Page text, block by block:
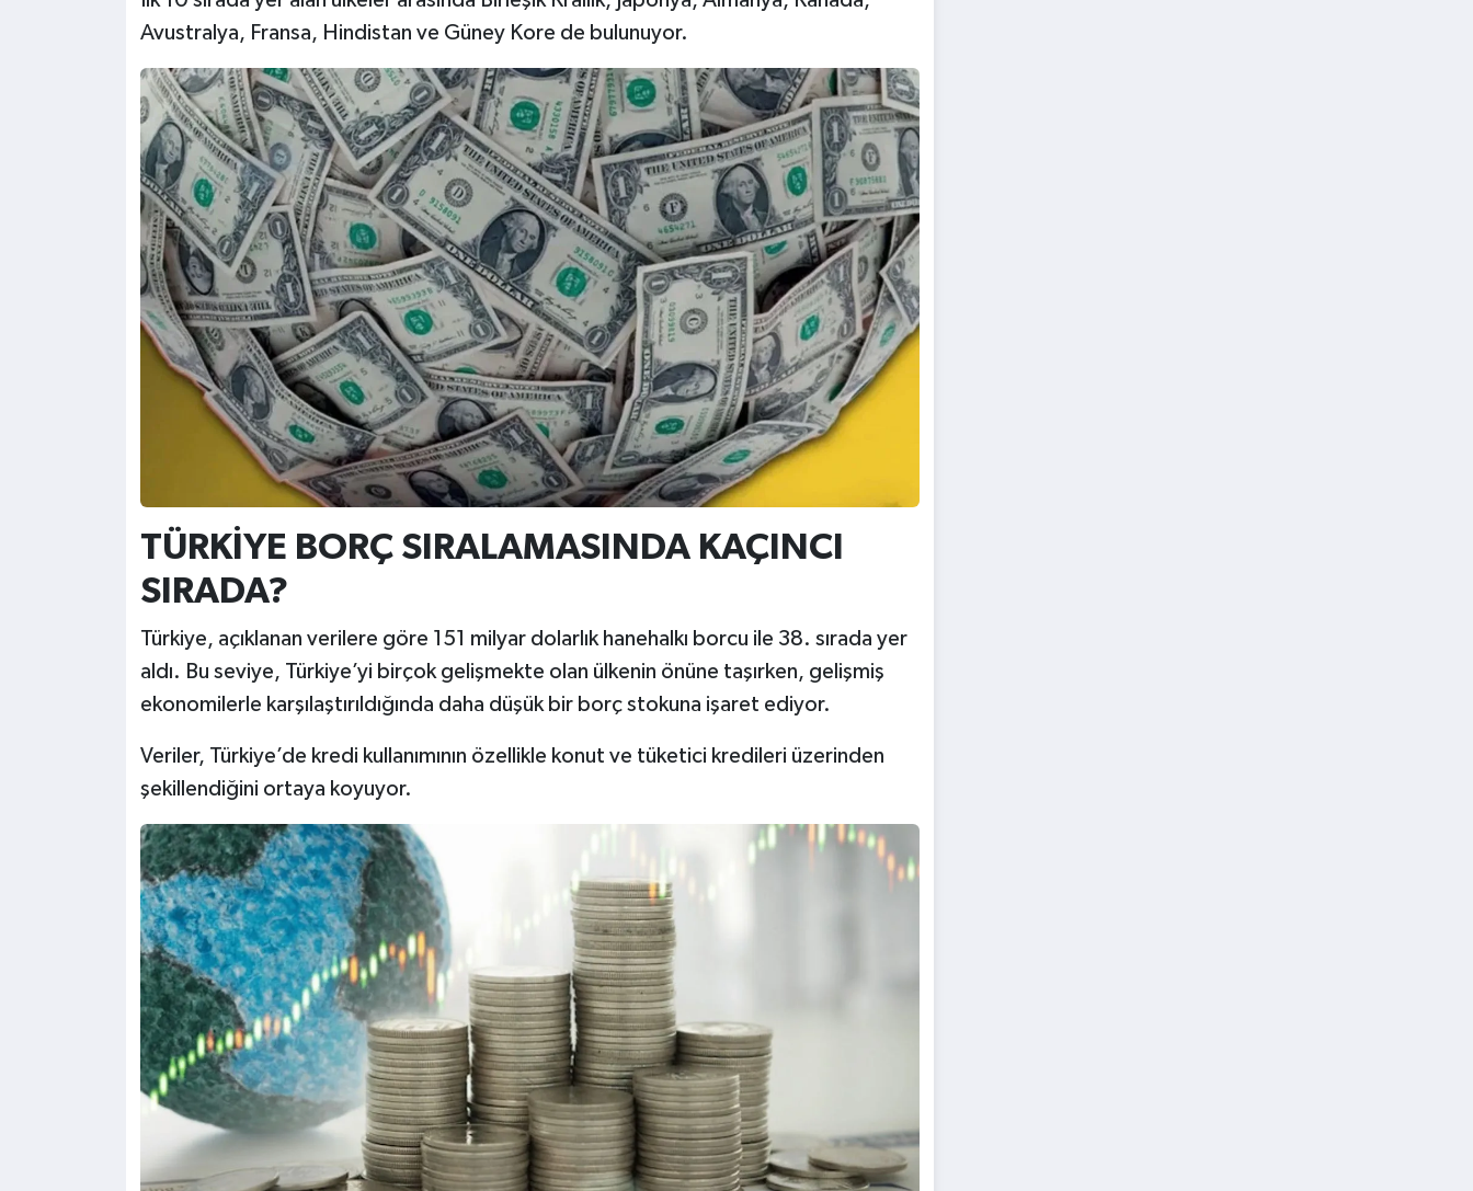
Avustralya, Fransa, Hindistan ve Güney Kore de bulunuyor.
TÜRKİYE BORÇ SIRALAMASINDA KAÇINCI
SIRADA?
Türkiye, açıklanan verilere göre 151 milyar dolarlık hanehalkı borcu ile 38. sırada yer
aldı. Bu seviye, Türkiye’yi birçok gelişmekte olan ülkenin önüne taşırken, gelişmiş
ekonomilerle karşılaştırıldığında daha düşük bir borç stokuna işaret ediyor.
Veriler, Türkiye’de kredi kullanımının özellikle konut ve tüketici kredileri üzerinden
şekillendiğini ortaya koyuyor.